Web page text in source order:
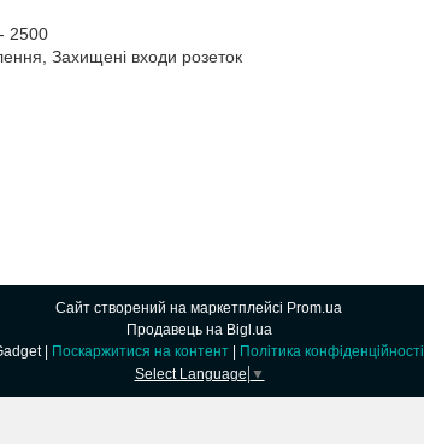
2500
Захищені входи розеток
Сайт створений на маркетплейсі Prom.ua
Продавець на Bigl.ua
Поскаржитися на контент
Політика конфіденційності
Select Language ▼